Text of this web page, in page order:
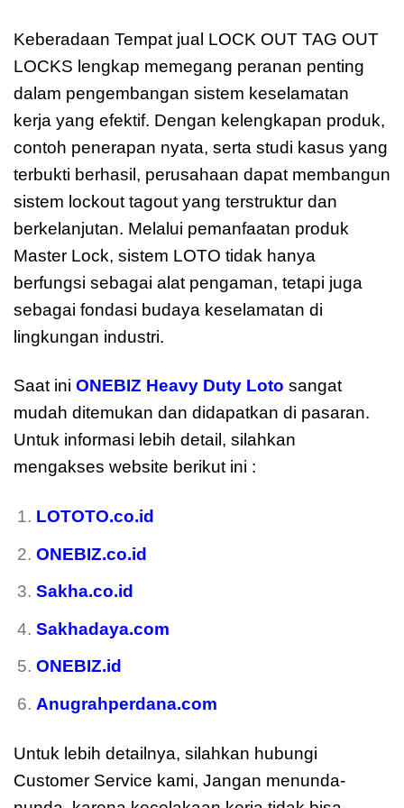
Keberadaan Tempat jual LOCK OUT TAG OUT
LOCKS lengkap memegang peranan penting
dalam pengembangan sistem keselamatan
kerja yang efektif. Dengan kelengkapan produk,
contoh penerapan nyata, serta studi kasus yang
terbukti berhasil, perusahaan dapat membangun
sistem lockout tagout yang terstruktur dan
berkelanjutan. Melalui pemanfaatan produk
Master Lock, sistem LOTO tidak hanya
berfungsi sebagai alat pengaman, tetapi juga
sebagai fondasi budaya keselamatan di
lingkungan industri.
Saat ini ONEBIZ Heavy Duty Loto sangat
mudah ditemukan dan didapatkan di pasaran.
Untuk informasi lebih detail, silahkan
mengakses website berikut ini :
LOTOTO.co.id
ONEBIZ.co.id
Sakha.co.id
Sakhadaya.com
ONEBIZ.id
Anugrahperdana.com
Untuk lebih detailnya, silahkan hubungi
Customer Service kami, Jangan menunda-